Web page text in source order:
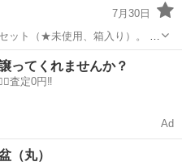
7月30日
ット（★未使用、箱入り）。 ★
お読み下さい、お手数おかけし
レノマ
ってくれませんか？
査定0円‼️
Ad
（丸）